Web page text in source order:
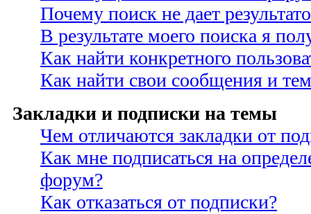
Почему поиск не дает
В результате моего поиска я
Как найти конкретного
Как найти свои сообщения и
Закладки и подписки на темы
Чем отличаются закладки от
Как мне подписаться на
форум?
Как отказаться от подписки?